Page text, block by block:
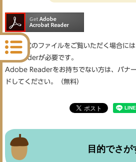
PDF形式のファイルをご覧いただく場合に
be Readerが必要です。
Adobe Readerをお持ちでない方は、バナ
ドしてください。（無料）
目的でさが